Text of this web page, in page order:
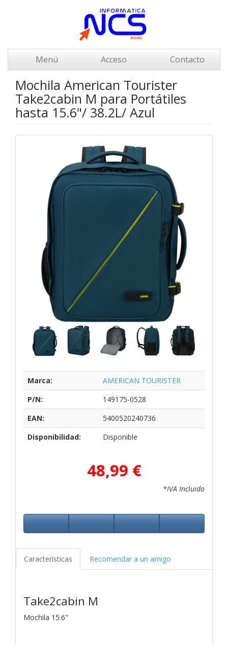
Menú Acceso Contacto
Mochila American Tourister
Take2cabin M para Portátiles
hasta 15.6"/ 38.2L/ Azul
Marca:
AMERICAN TOURISTER
P/N:
149175-0528
EAN:
5400520240736
Disponibilidad:
Disponible
48,99 €
*IVA Incluido
Características Recomendar a un amigo
Take2cabin M
Mochila 15.6"